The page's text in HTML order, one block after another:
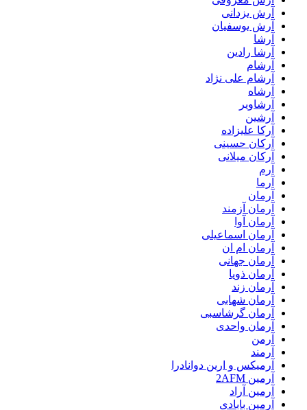
آرش یزدانی
آرش یوسفیان
آرشا
آرشا رادین
آرشام
آرشام علی نژاد
آرشاه
آرشاویر
آرشین
آرکا علیزاده
آرکان حسینی
آرکان میلانی
آرم
آرما
آرمان
آرمان آزمند
آرمان آوا
آرمان اسماعیلی
آرمان ام ان
آرمان جهانی
آرمان ذویا
آرمان زند
آرمان شهابی
آرمان گرشاسبی
آرمان واحدی
آرمن
آرمند
آرمیکس و ارین دوانادرا
آرمین 2AFM
آرمین آراد
آرمین بابادی